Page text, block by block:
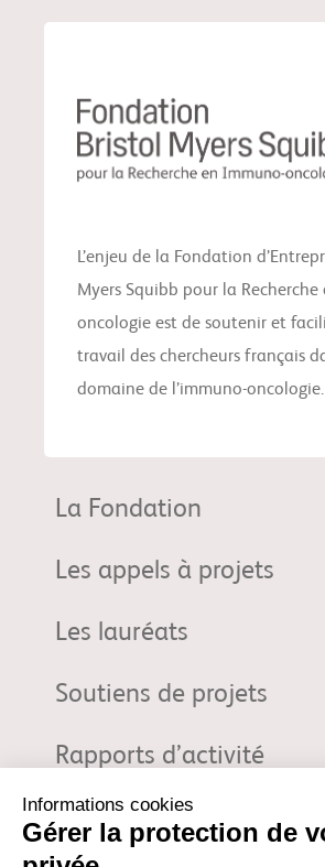
L’enjeu de la Fondation
Myers Squibb pour la
oncologie est de soutenir et
travail des chercheurs français
domaine de l’immuno-oncologie.
La Fondation
Les appels à projets
Les lauréats
Soutiens de projets
Rapports d’activité
Fondation d'entreprise Bristol-Myers Squibb pour
Immuno-Oncologie. 3 Rue Joseph Monier -